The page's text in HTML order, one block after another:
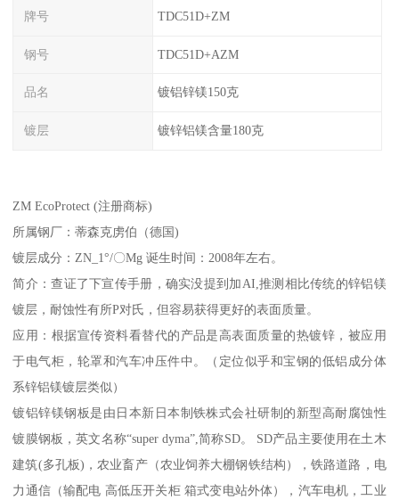
牌号 TDC51D+ZM
钢号 TDC51D+AZM
品名 镀铝锌镁150克
镀层 镀锌铝镁含量180克
ZM EcoProtect (注册商标)
所属钢厂：蒂森克虏伯（德国)
镀层成分：ZN_1°/〇Mg 诞生时间：2008年左右。
简介：查证了下宣传手册，确实没提到加AI,推测相比传统的锌铝镁
镀层，耐蚀性有所P对氏，但容易获得更好的表面质量。
应用：根据宣传资料看替代的产品是高表面质量的热镀锌，被应用
于电气柜，轮罩和汽车冲压件中。（定位似乎和宝钢的低铝成分体
系锌铝镁镀层类似）
镀铝锌镁钢板是由日本新日本制铁株式会社研制的新型高耐腐蚀性
镀膜钢板，英文名称“super dyma”,简称SD。 SD产品主要使用在土木
建筑(多孔板)，农业畜产（农业饲养大棚钢铁结构），铁路道路，电
力通信（输配电 高低压开关柜 箱式变电站外体），汽车电机，工业